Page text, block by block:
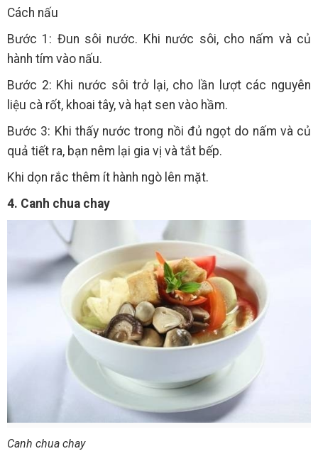
Cách nấu
Bước 1: Đun sôi nước. Khi nước sôi, cho nấm và củ
hành tím vào nấu.
Bước 2: Khi nước sôi trở lại, cho lần lượt các nguyên
liệu cà rốt, khoai tây, và hạt sen vào hầm.
Bước 3: Khi thấy nước trong nồi đủ ngọt do nấm và củ
quả tiết ra, bạn nêm lại gia vị và tắt bếp.
Khi dọn rắc thêm ít hành ngò lên mặt.
4. Canh chua chay
Canh chua chay